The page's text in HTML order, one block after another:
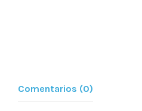
Comentarios (0)